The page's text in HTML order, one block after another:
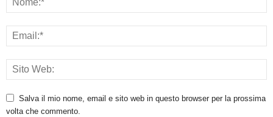
Salva il mio nome, email e sito web in questo browser per la prossima
volta che commento.